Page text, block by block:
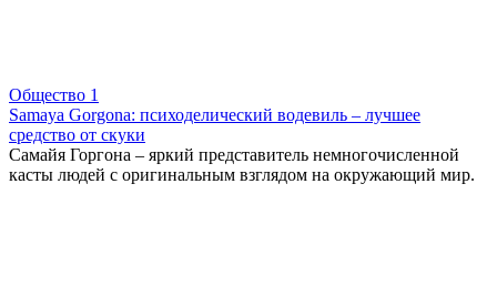
Общество 1
Samaya Gorgona: психоделический водевиль – лучшее
средство от скуки
Самайя Горгона – яркий представитель немногочисленной
касты людей с оригинальным взглядом на окружающий мир.